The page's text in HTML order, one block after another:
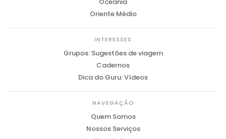
Oriente Médio
INTERESSES
Grupos: Sugestões de viagem
Cadernos
Dica do Guru: Vídeos
NAVEGAÇÃO
Quem Somos
Nossos Serviços